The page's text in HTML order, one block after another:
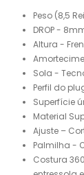
Peso (8,5
DROP -
Altura -
Sola -
Perfil do
Superfície
Material
Ajuste –
Palmilha -
Costura